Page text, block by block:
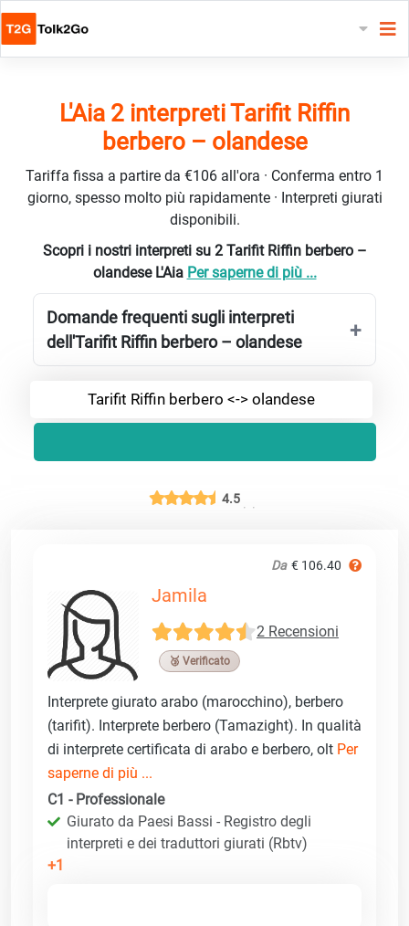
L'Aia 2 interpreti Tarifit Riffin
berbero – olandese
Tariffa fissa a partire da €106 all'ora · Conferma entro 1
giorno, spesso molto più rapidamente · Interpreti giurati
disponibili.
Scopri i nostri interpreti su 2 Tarifit Riffin berbero –
olandese L'Aia Per saperne di più ...
Domande frequenti sugli interpreti
dell'Tarifit Riffin berbero – olandese
Tarifit Riffin berbero <-> olandese
4.5
Da € 106.40
Jamila
2 Recensioni
🥉 Verificato
Interprete giurato arabo (marocchino), berbero
(tarifit). Interprete berbero (Tamazight). In qualità
di interprete certificata di arabo e berbero, olt Per
saperne di più ...
C1 - Professionale
Giurato da Paesi Bassi - Registro degli
interpreti e dei traduttori giurati (Rbtv)
+1